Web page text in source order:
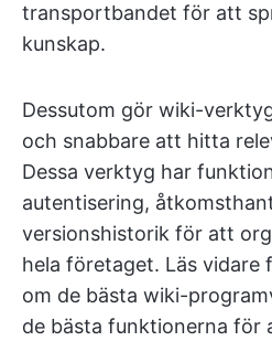
transportbandet för att
kunskap.
Dessutom gör wiki-
och snabbare att hitta
Dessa verktyg har
autentisering,
versionshistorik för att
hela företaget. Läs vidare
om de bästa wiki-
de bästa funktionerna för